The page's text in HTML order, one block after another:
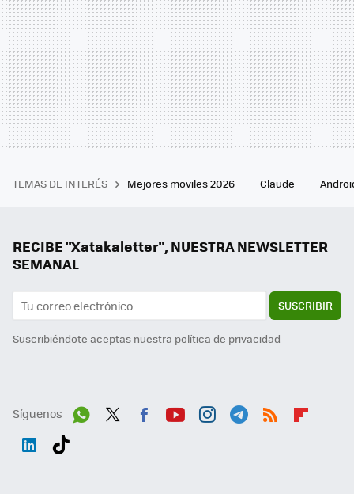
TEMAS DE INTERÉS Mejores moviles 2026 Claude
RECIBE "Xatakaletter", NUESTRA NEWSLETTER
SEMANAL
SUSCRIBIR
Suscribiéndote aceptas nuestra política de privacidad
Síguenos